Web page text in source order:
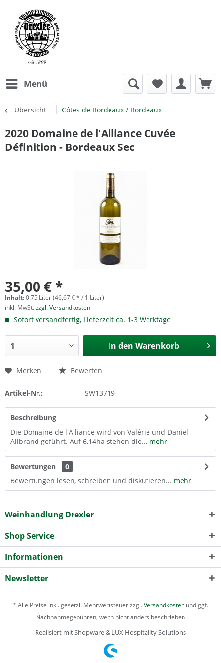
Menü
Übersicht Côtes de Bordeaux / Bordeaux
2020 Domaine de l'Alliance Cuvée
Définition - Bordeaux Sec
35,00 € *
Inhalt:0.75 Liter (46,67 € * / 1 Liter)
inkl. MwSt.zzgl. Versandkosten
Sofort versandfertig, Lieferzeit ca. 1-3 Werktage
In den Warenkorb
Merken Bewerten
Artikel-Nr.: SW13719
Beschreibung
Die Domaine de l'Alliance wird von Valérie und Daniel
Alibrand geführt. Auf 6,14ha stehen die... mehr
Bewertungen
0
Bewertungen lesen, schreiben und diskutieren... mehr
Weinhandlung Drexler
Shop Service
Informationen
Newsletter
* Alle Preise inkl. gesetzl. Mehrwertsteuer zzgl.Versandkosten und ggf.
Nachnahmegebühren, wenn nicht anders beschrieben
Realisiert mit Shopware & LUX Hospitality Solutions